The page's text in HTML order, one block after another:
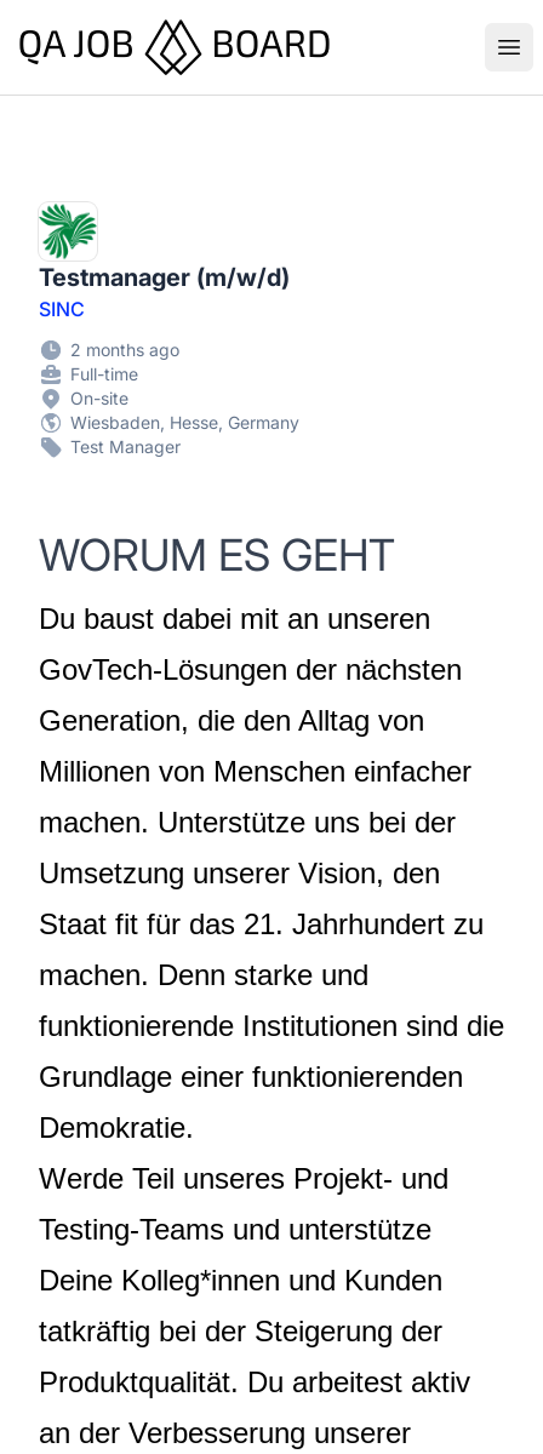
QA Job Board
Testmanager (m/w/d)
SINC
2 months ago
Full-time
On-site
Wiesbaden, Hesse, Germany
Test Manager
WORUM ES GEHT
Du baust dabei mit an unseren
GovTech-Lösungen der nächsten
Generation, die den Alltag von
Millionen von Menschen einfacher
machen. Unterstütze uns bei der
Umsetzung unserer Vision, den
Staat fit für das 21. Jahrhundert zu
machen. Denn starke und
funktionierende Institutionen sind die
Grundlage einer funktionierenden
Demokratie.
Werde Teil unseres Projekt- und
Testing-Teams und unterstütze
Deine Kolleg*innen und Kunden
tatkräftig bei der Steigerung der
Produktqualität. Du arbeitest aktiv
an der Verbesserung unserer